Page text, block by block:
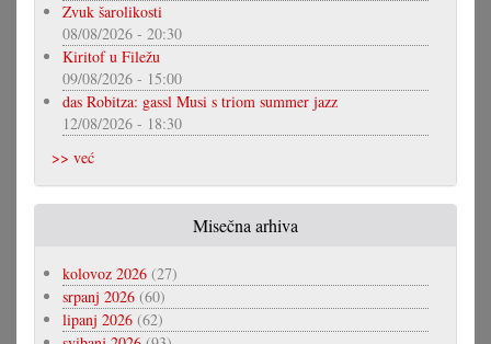
Zvuk šarolikosti
08/08/2026 - 20:30
Kiritof u Filežu
09/08/2026 - 15:00
das Robitza: gassl Musi s triom summer jazz
12/08/2026 - 18:30
>> već
Misečna arhiva
kolovoz 2026 (27)
srpanj 2026 (60)
lipanj 2026 (62)